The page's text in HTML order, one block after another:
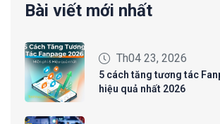
Bài viết mới nhất
Th04 23, 2026
5 cách tăng tương tác
hiệu quả nhất 2026